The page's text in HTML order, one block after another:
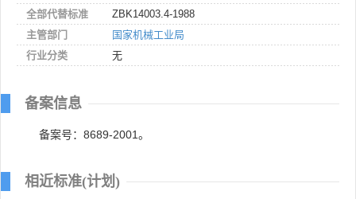
全部代替标准
ZBK14003.4-1988
主管部门
国家机械工业局
行业分类
无
备案信息
备案号：8689-2001。
相近标准(计划)